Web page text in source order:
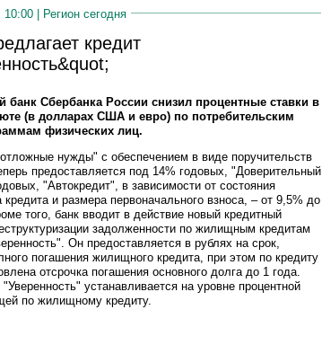
10:00 | Регион сегодня
кредит
банк Сбербанка России снизил процентные ставки в
(в долларах США и евро) по потребительским
физических лиц.
нужды" с обеспечением в виде поручительств
предоставляется под 14% годовых, "Доверительный
"Автокредит", в зависимости от состояния
кредита и размера первоначального взноса, – от 9,5% до
того, банк вводит в действие новый кредитный
задолженности по жилищным кредитам
Он предоставляется в рублях на срок,
погашения жилищного кредита, при этом по кредиту
отсрочка погашения основного долга до 1 года.
устанавливается на уровне процентной
по жилищному кредиту.